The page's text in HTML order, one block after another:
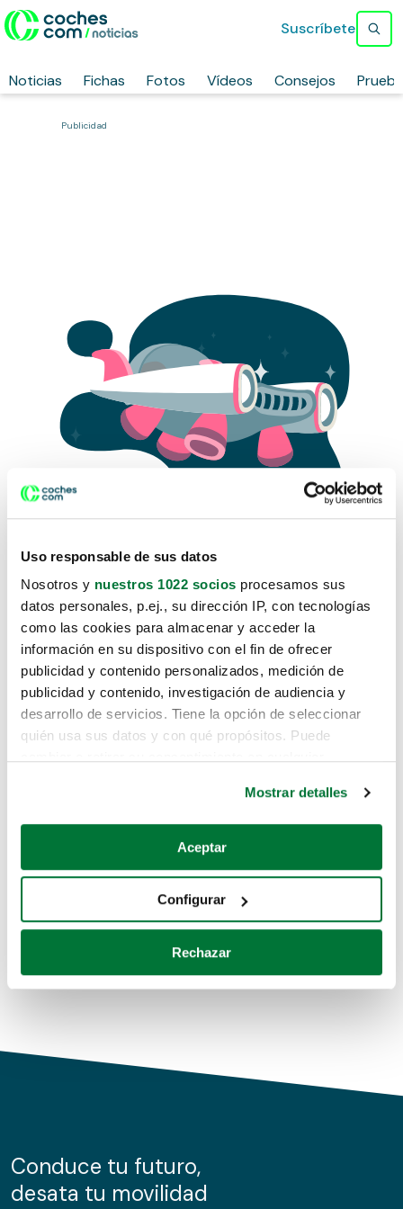
Uso responsable de sus datos
Nosotros y nuestros 1022 socios procesamos sus
datos personales, p.ej., su dirección IP, con tecnologías
como las cookies para almacenar y acceder la
información en su dispositivo con el fin de ofrecer
publicidad y contenido personalizados, medición de
publicidad y contenido, investigación de audiencia y
desarrollo de servicios. Tiene la opción de seleccionar
quién usa sus datos y con qué propósitos. Puede
Si lo permite, también quisiéramos:
Recopilar información sobre su ubicación geográfica
Identificar su dispositivo analizándolo activamente
para buscar características específicas (huellas
Obtenga más información sobre cómo se procesan sus
de cookies.
información sobre el uso que haga del sitio web con
nuestros partners de redes sociales, publicidad y análisis
Mostrar detalles
Aceptar
Configurar
Rechazar
Noticias Fichas Fotos Vídeos Consejos
Suscríbete
Publicidad
Lo sentimos, no sabemos como
te hemos traido hasta aquí.
Pero puedes encontrar el coche que estás
buscando en alguno de estos enlaces:
Coches de segunda mano
Coches de km0
Conduce tu futuro,
desata tu movilidad